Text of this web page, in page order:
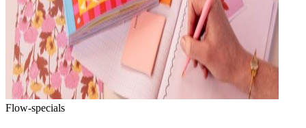
Flow-specials